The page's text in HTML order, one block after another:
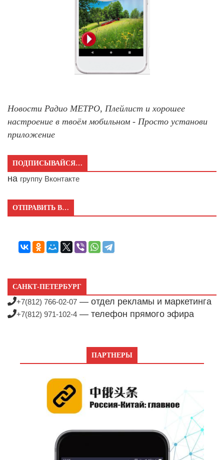
Новости Радио МЕТРО, Плейлист и хорошее
настроение в твоём мобильном - Просто установи
приложение
ПОДПИСЫВАЙСЯ…
на группу Вконтакте
ОТПРАВИТЬ В…
САНКТ-ПЕТЕРБУРГ
+7(812) 766-02-07 — отдел рекламы и маркетинга
+7(812) 971-102-4 — телефон прямого эфира
ПАРТНЕРЫ